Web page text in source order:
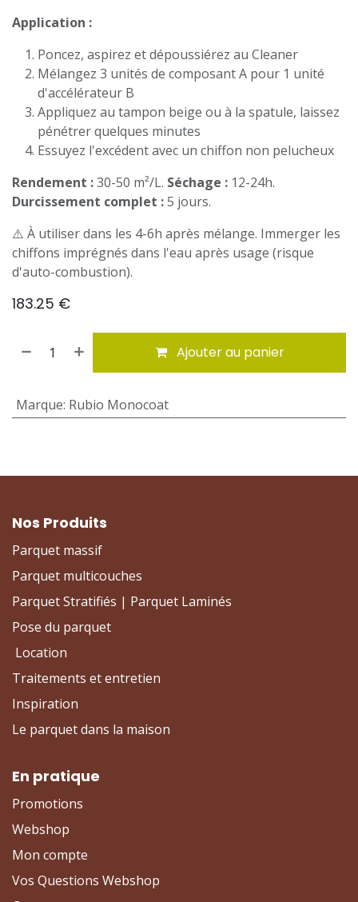
Application :
Poncez, aspirez et dépoussiérez au Cleaner
Mélangez 3 unités de composant A pour 1 unité
d'accélérateur B
Appliquez au tampon beige ou à la spatule, laissez
pénétrer quelques minutes
Essuyez l'excédent avec un chiffon non pelucheux
Rendement :30-50 m²/L. Séchage : 12-24h.
Durcissement complet :5 jours.
⚠️ À utiliser dans les 4-6h après mélange. Immerger les
chiffons imprégnés dans l'eau après usage (risque
d'auto-combustion).
183.25 €
Ajouter au panier
Marque: Rubio Monocoat
Nos Produits
Parquet massif
Parquet multicouches
Parquet Stratifiés | Parquet Laminés
Pose du parquet
Location
Traitements et entretien
Inspiration
Le parquet dans la maison
En pratique
Promotions
Webshop
Mon compte
Vos Questions Webshop